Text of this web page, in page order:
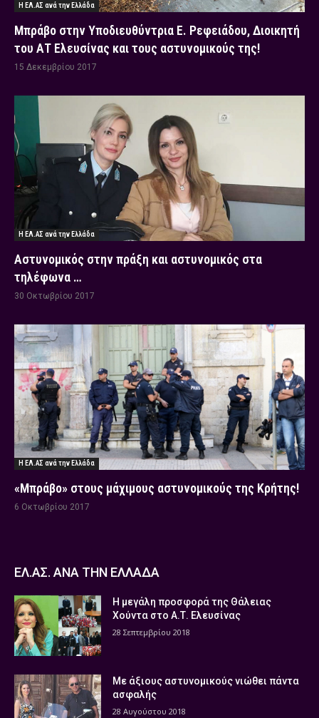
Η ΕΛ.ΑΣ ανά την Ελλάδα
Μπράβο στην Υποδιευθύντρια Ε. Ρεφειάδου, Διοικητή
του ΑΤ Ελευσίνας και τους αστυνομικούς της!
15 Δεκεμβρίου 2017
Η ΕΛ.ΑΣ ανά την Ελλάδα
Αστυνομικός στην πράξη και αστυνομικός στα
τηλέφωνα …
30 Οκτωβρίου 2017
Η ΕΛ.ΑΣ ανά την Ελλάδα
«Μπράβο» στους μάχιμους αστυνομικούς της Κρήτης!
6 Οκτωβρίου 2017
ΕΛ.ΑΣ. ΑΝΑ ΤΗΝ ΕΛΛΑΔΑ
Η μεγάλη προσφορά της Θάλειας
Χούντα στο Α.Τ. Ελευσίνας
28 Σεπτεμβρίου 2018
Με άξιους αστυνομικούς νιώθει πάντα
ασφαλής
28 Αυγούστου 2018